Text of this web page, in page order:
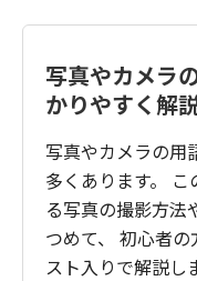
写真やカメラ
かりやすく解
写真やカメラの用
多くあります。
る写真の撮影方法
つめて、 初心者
スト入りで解説し